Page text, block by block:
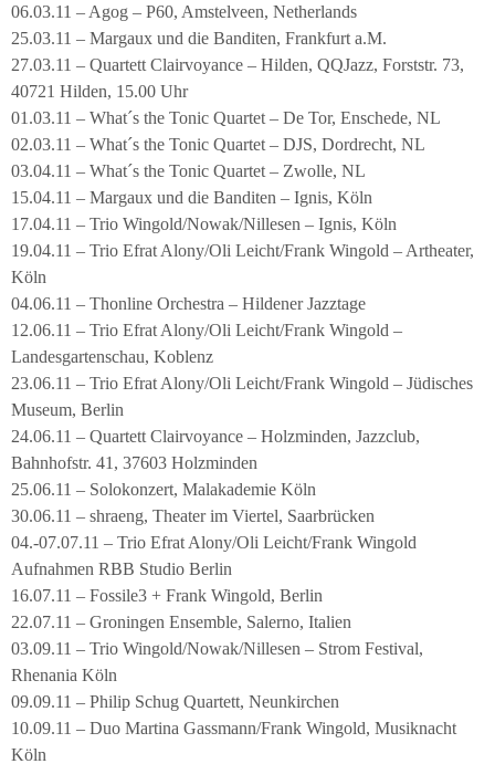
06.03.11 – Agog – P60, Amstelveen, Netherlands
25.03.11 – Margaux und die Banditen, Frankfurt a.M.
27.03.11 – Quartett Clairvoyance – Hilden, QQJazz, Forststr. 73,
40721 Hilden, 15.00 Uhr
01.03.11 – What´s the Tonic Quartet – De Tor, Enschede, NL
02.03.11 – What´s the Tonic Quartet – DJS, Dordrecht, NL
03.04.11 – What´s the Tonic Quartet – Zwolle, NL
15.04.11 – Margaux und die Banditen – Ignis, Köln
17.04.11 – Trio Wingold/Nowak/Nillesen – Ignis, Köln
19.04.11 – Trio Efrat Alony/Oli Leicht/Frank Wingold – Artheater,
Köln
04.06.11 – Thonline Orchestra – Hildener Jazztage
12.06.11 – Trio Efrat Alony/Oli Leicht/Frank Wingold –
Landesgartenschau, Koblenz
23.06.11 – Trio Efrat Alony/Oli Leicht/Frank Wingold – Jüdisches
Museum, Berlin
24.06.11 – Quartett Clairvoyance – Holzminden, Jazzclub,
Bahnhofstr. 41, 37603 Holzminden
25.06.11 – Solokonzert, Malakademie Köln
30.06.11 – shraeng, Theater im Viertel, Saarbrücken
04.-07.07.11 – Trio Efrat Alony/Oli Leicht/Frank Wingold
Aufnahmen RBB Studio Berlin
16.07.11 – Fossile3 + Frank Wingold, Berlin
22.07.11 – Groningen Ensemble, Salerno, Italien
03.09.11 – Trio Wingold/Nowak/Nillesen – Strom Festival,
Rhenania Köln
09.09.11 – Philip Schug Quartett, Neunkirchen
10.09.11 – Duo Martina Gassmann/Frank Wingold, Musiknacht
Köln